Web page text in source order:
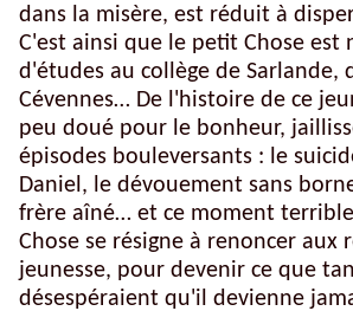
dans la misère, est réduit à
C'est ainsi que le petit Chose est
d'études au collège de Sarlande,
Cévennes… De l'histoire de ce
peu doué pour le bonheur,
épisodes bouleversants : le
Daniel, le dévouement sans
frère aîné… et ce moment
Chose se résigne à renoncer aux
jeunesse, pour devenir ce que
désespéraient qu'il devienne